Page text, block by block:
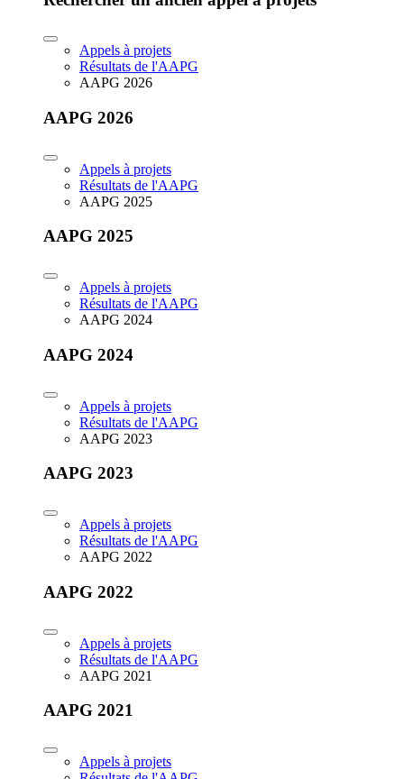
Appels à projets
Résultats de l'AAPG
AAPG 2026
AAPG 2026
Appels à projets
Résultats de l'AAPG
AAPG 2025
AAPG 2025
Appels à projets
Résultats de l'AAPG
AAPG 2024
AAPG 2024
Appels à projets
Résultats de l'AAPG
AAPG 2023
AAPG 2023
Appels à projets
Résultats de l'AAPG
AAPG 2022
AAPG 2022
Appels à projets
Résultats de l'AAPG
AAPG 2021
AAPG 2021
Appels à projets